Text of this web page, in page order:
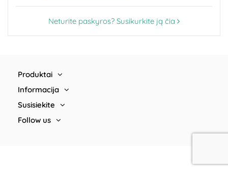
Neturite paskyros? Susikurkite ją čia
Produktai
Informacija
Susisiekite
Follow us